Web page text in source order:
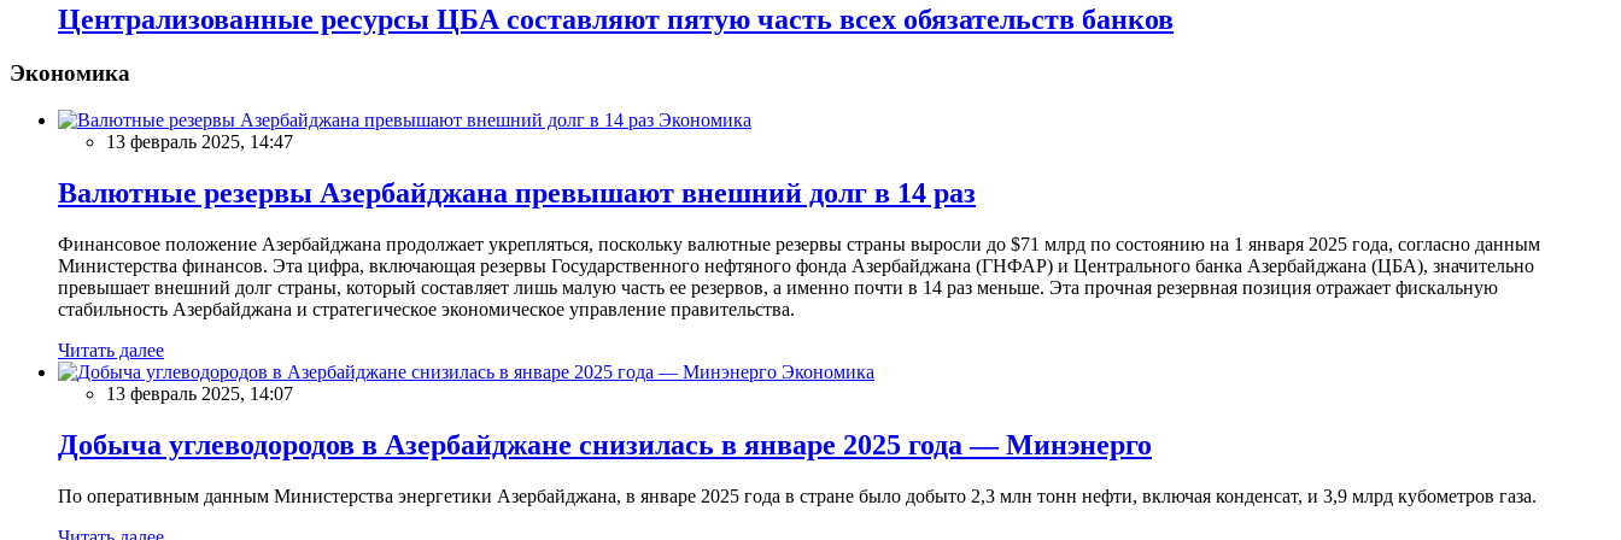
Централизованные ресурсы ЦБА составляют пятую часть всех обязательств банков
Экономика
Экономика
13 февраль 2025, 14:47
Валютные резервы Азербайджана превышают внешний долг в 14 раз
Финансовое положение Азербайджана продолжает укрепляться, поскольку валютные резервы страны выросли до $71 млрд по состоянию на 1 января 2025 года, согласно данным
Министерства финансов. Эта цифра, включающая резервы Государственного нефтяного фонда Азербайджана (ГНФАР) и Центрального банка Азербайджана (ЦБА), значительно
превышает внешний долг страны, который составляет лишь малую часть ее резервов, а именно почти в 14 раз меньше. Эта прочная резервная позиция отражает фискальную
стабильность Азербайджана и стратегическое экономическое управление правительства.
Читать далее
Экономика
13 февраль 2025, 14:07
Добыча углеводородов в Азербайджане снизилась в январе 2025 года — Минэнерго
По оперативным данным Министерства энергетики Азербайджана, в январе 2025 года в стране было добыто 2,3 млн тонн нефти, включая конденсат, и 3,9 млрд кубометров газа.